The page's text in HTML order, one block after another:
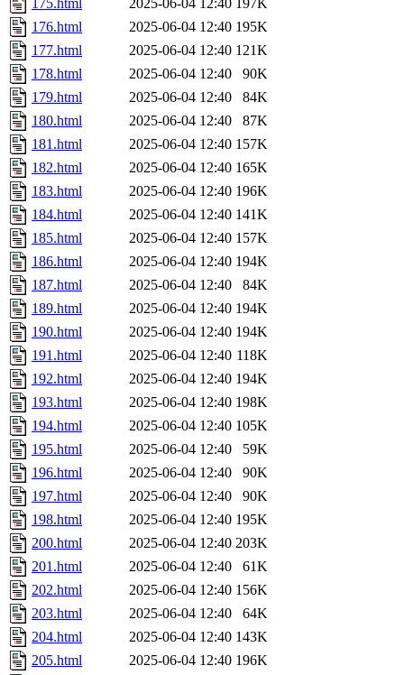
175.html
2025-06-04 12:40 197K
176.html
2025-06-04 12:40 195K
177.html
2025-06-04 12:40 121K
178.html
2025-06-04 12:40
90K
179.html
2025-06-04 12:40
84K
180.html
2025-06-04 12:40
87K
181.html
2025-06-04 12:40 157K
182.html
2025-06-04 12:40 165K
183.html
2025-06-04 12:40 196K
184.html
2025-06-04 12:40 141K
185.html
2025-06-04 12:40 157K
186.html
2025-06-04 12:40 194K
187.html
2025-06-04 12:40
84K
189.html
2025-06-04 12:40 194K
190.html
2025-06-04 12:40 194K
191.html
2025-06-04 12:40 118K
192.html
2025-06-04 12:40 194K
193.html
2025-06-04 12:40 198K
194.html
2025-06-04 12:40 105K
195.html
2025-06-04 12:40
59K
196.html
2025-06-04 12:40
90K
197.html
2025-06-04 12:40
90K
198.html
2025-06-04 12:40 195K
200.html
2025-06-04 12:40 203K
201.html
2025-06-04 12:40
61K
202.html
2025-06-04 12:40 156K
203.html
2025-06-04 12:40
64K
204.html
2025-06-04 12:40 143K
205.html
2025-06-04 12:40 196K